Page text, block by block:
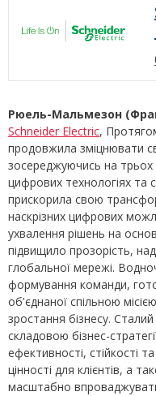
Рюель-Мальмезон
Schneider Electric,
продовжила зміцнювати
зосереджуючись на
цифрових технологіях та
прискорила свою
наскрізних цифрових
ухвалення рішень на
підвищило прозорість,
глобальної мережі.
формування команди,
об'єднаної спільною
зростання бізнесу.
складовою бізнес-
ефективності, стійкості
цінності для клієнтів, а
масштабно